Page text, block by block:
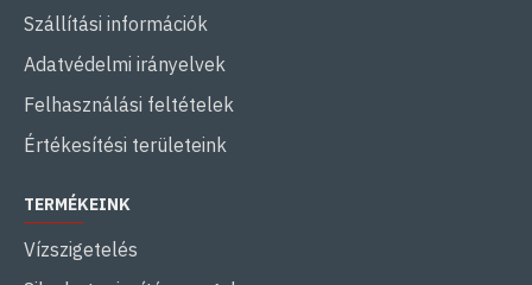
Szállítási információk
Adatvédelmi irányelvek
Felhasználási feltételek
Értékesítési területeink
TERMÉKEINK
Vízszigetelés